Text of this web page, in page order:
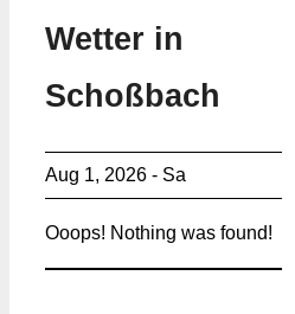
Wetter in
Schoßbach
Aug 1, 2026 - Sa
Ooops! Nothing was found!